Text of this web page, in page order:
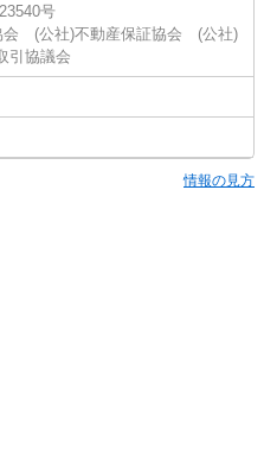
号
会 (公社)不動産保証協会 (公社)
引協議会
情報の見方